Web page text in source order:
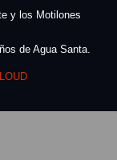
y los Motilones
de Agua Santa.